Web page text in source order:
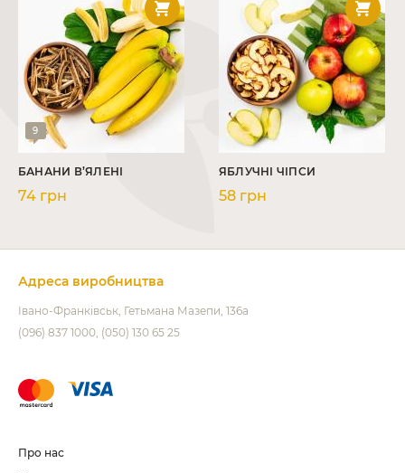
9
БАНАНИ В’ЯЛЕНІ
74 грн
ЯБЛУЧНІ ЧІПСИ
58 грн
Адреса виробництва
Івано-Франківськ Гетьмана Мазепи, 136а
(096) 837 1000 (050) 130 65 25
Про нас